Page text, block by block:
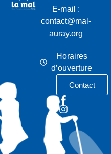
E-mail :
contact@mal-
auray.org
Horaires
d’ouverture
Contact